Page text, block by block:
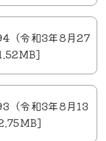
（令和3年8月27
（令和3年8月13